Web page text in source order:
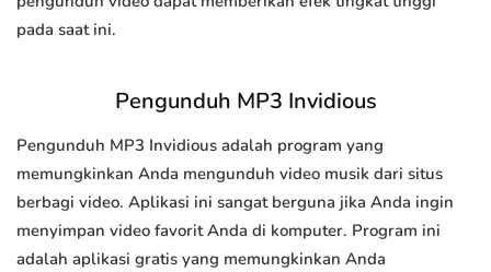
pada saat ini.
Pengunduh MP3 Invidious
Pengunduh MP3 Invidious adalah program yang
memungkinkan Anda mengunduh video musik dari situs
berbagi video. Aplikasi ini sangat berguna jika Anda ingin
menyimpan video favorit Anda di komputer. Program ini
adalah aplikasi gratis yang memungkinkan Anda